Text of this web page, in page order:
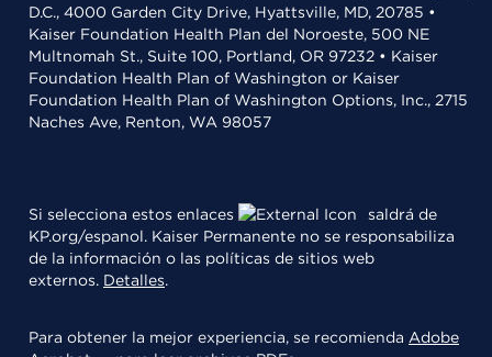
D.C., 4000 Garden City Drive, Hyattsville, MD, 20785 •
Kaiser Foundation Health Plan del Noroeste, 500 NE
Multnomah St., Suite 100, Portland, OR 97232 • Kaiser
Foundation Health Plan of Washington or Kaiser
Foundation Health Plan of Washington Options, Inc., 2715
Naches Ave, Renton, WA 98057
Si selecciona estos enlaces
saldrá de
KP.org/espanol. Kaiser Permanente no se responsabiliza
de la información o las políticas de sitios web
externos. Detalles.
Para obtener la mejor experiencia, se recomienda Adobe